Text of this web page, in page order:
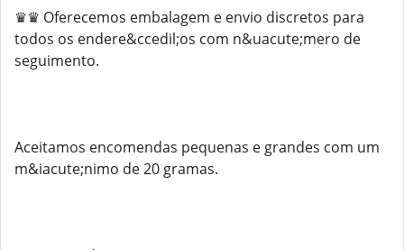
♛♛ Oferecemos embalagem e envio discretos para
todos os endere&ccedil;os com n&uacute;mero de
seguimento.
Aceitamos encomendas pequenas e grandes com um
m&iacute;nimo de 20 gramas.